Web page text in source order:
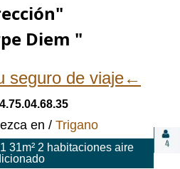
Diem "
seguro de viaje←
en Trigano
31m² 2 habitaciones aire